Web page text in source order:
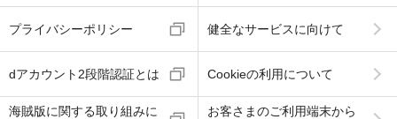
プライバシーポリシー 健全なサービスに向けて
dアカウント2段階認証とは Cookieの利用について
海賊版に関する取り組みに
お客さまのご利用端末から